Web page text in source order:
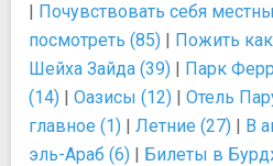
| Почувствовать себя
посмотреть (85) | Пожить
Шейха Зайда (39) | Парк
(14) | Оазисы (12) | Отель
главное (1) | Летние (27) | В
эль-Араб (6) | Билеты в